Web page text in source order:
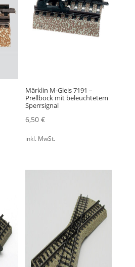
Märklin M-Gleis 7191 –
Prellbock mit beleuchtetem
Sperrsignal
6,50€
inkl. MwSt.